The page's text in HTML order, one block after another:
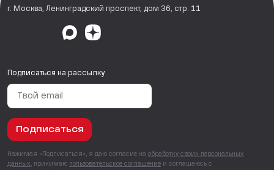
г. Москва, Ленинградский проспект, дом 36, стр. 11
Подписаться на рассылку
Подписаться
Нажимая «Подписаться», я даю согласие на обработку своих персональных
данных , принимаю пользовательское соглашение и соглашаюсь с